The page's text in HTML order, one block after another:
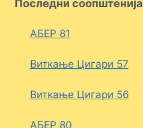
Последни соопштенија
АБЕР 81
Виткање Цигари 57
Виткање Цигари 56
АБЕР 80